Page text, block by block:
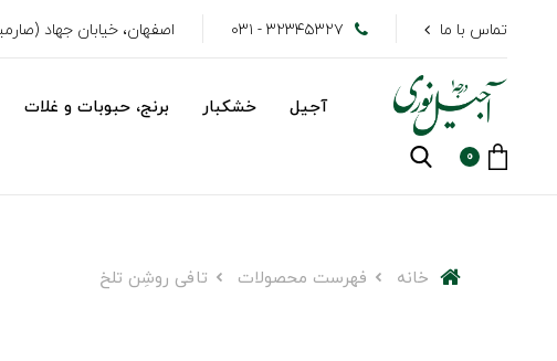
تماس با ما ۳۲۳۴۵۳۲۷ - ۰۳۱ اصفهان، خیابان جهاد (صارمیه
آجیل خشکبار برنج، حبوبات و غلات
0
خانه فهرست محصولات تافی روشِن تلخ